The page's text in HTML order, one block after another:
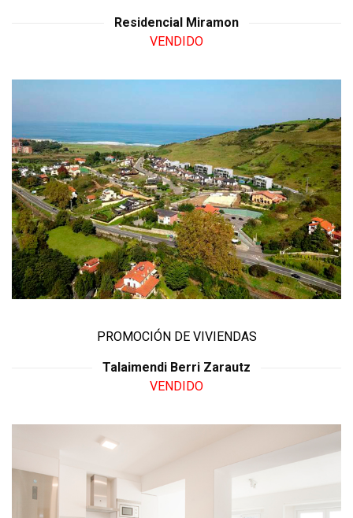
Residencial Miramon
VENDIDO
PROMOCIÓN DE VIVIENDAS
Talaimendi Berri Zarautz
VENDIDO